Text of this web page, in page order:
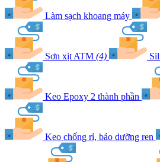
Làm sạch khoang máy
Sơn xịt ATM (4)
Keo Epoxy 2 thành phần
Keo chống rỉ, bảo dưỡng ren